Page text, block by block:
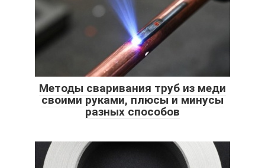
Методы сваривания труб из меди
своими руками, плюсы и минусы
разных способов